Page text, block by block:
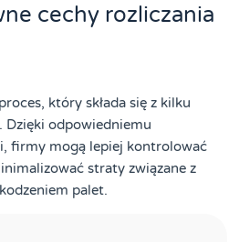
cechy rozliczania
który składa się z kilku
Dzięki odpowiedniemu
firmy mogą lepiej kontrolować
straty związane z
palet.